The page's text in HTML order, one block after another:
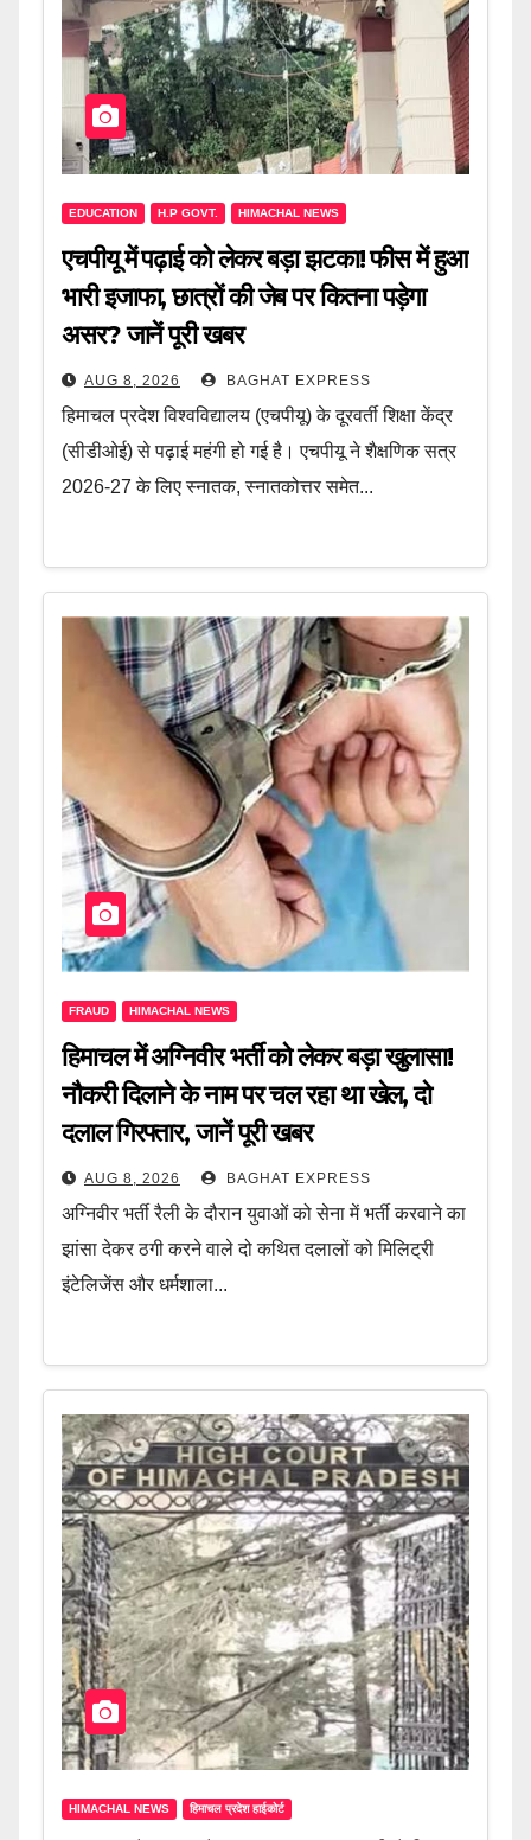
EDUCATION H.P GOVT. HIMACHAL NEWS
एचपीयू में पढ़ाई को लेकर बड़ा झटका! फीस में हुआ
भारी इजाफा, छात्रों की जेब पर कितना पड़ेगा
असर? जानें पूरी खबर
AUG 8, 2026 BAGHAT EXPRESS
हिमाचल प्रदेश विश्वविद्यालय (एचपीयू) के दूरवर्ती शिक्षा केंद्र
(सीडीओई) से पढ़ाई महंगी हो गई है। एचपीयू ने शैक्षणिक सत्र
2026-27 के लिए स्नातक, स्नातकोत्तर समेत...
FRAUD HIMACHAL NEWS
हिमाचल में अग्निवीर भर्ती को लेकर बड़ा खुलासा!
नौकरी दिलाने के नाम पर चल रहा था खेल, दो
दलाल गिरफ्तार, जानें पूरी खबर
AUG 8, 2026 BAGHAT EXPRESS
अग्निवीर भर्ती रैली के दौरान युवाओं को सेना में भर्ती करवाने का
झांसा देकर ठगी करने वाले दो कथित दलालों को मिलिट्री
इंटेलिजेंस और धर्मशाला...
HIMACHAL NEWS हिमाचल प्रदेश हाईकोर्ट